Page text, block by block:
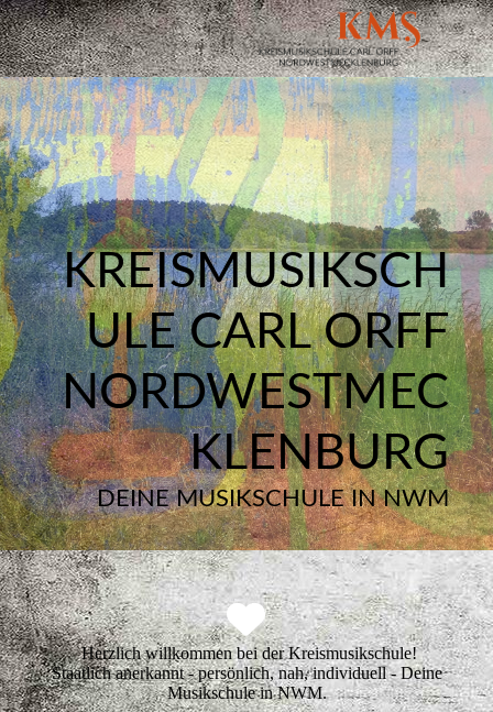
KREISMUSIKSCH
ULE CARL ORFF
NORDWESTMEC
KLENBURG
DEINE MUSIKSCHULE IN NWM
Herzlich willkommen bei der Kreismusikschule!
Staatlich anerkannt - persönlich, nah, individuell - Deine
Musikschule in NWM.